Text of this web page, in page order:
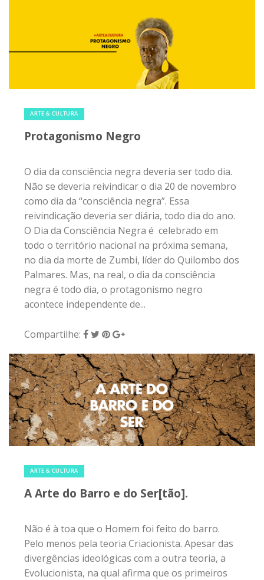
ARTE & CULTURA
Protagonismo Negro
O dia da consciência negra deveria ser todo dia.
Não se deveria reivindicar o dia 20 de novembro
como dia da “consciência negra”. Essa
reivindicação deveria ser diária, todo dia do ano.
O Dia da Consciência Negra é celebrado em
todo o território nacional na próxima semana,
no dia da morte de Zumbi, líder do Quilombo dos
Palmares. Mas, na real, o dia da consciência
negra é todo dia, o protagonismo negro
acontece independente de...
Compartilhe:
ARTE & CULTURA
A Arte do Barro e do Ser[tão].
Não é à toa que o Homem foi feito do barro.
Pelo menos pela teoria Criacionista. Apesar das
divergências ideológicas com a outra teoria, a
Evolucionista, na qual afirma que os primeiros